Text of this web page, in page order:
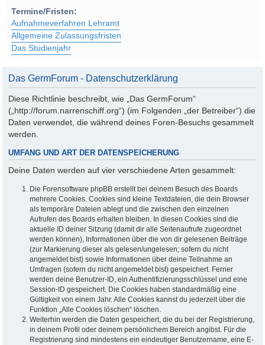
Termine/Fristen:
Aufnahmeverfahren Lehramt
Allgemeine Zulassungsfristen
Das Studienjahr
Das GermForum - Datenschutzerklärung
Diese Richtlinie beschreibt, wie „Das GermForum“
(„http://forum.narrenschiff.org“) (im Folgenden „der Betreiber“) die
Daten verwendet, die während deines Foren-Besuchs gesammelt
werden.
UMFANG UND ART DER DATENSPEICHERUNG
Deine Daten werden auf vier verschiedene Arten gesammelt:
Die Forensoftware phpBB erstellt bei deinem Besuch des Boards
mehrere Cookies. Cookies sind kleine Textdateien, die dein Browser
als temporäre Dateien ablegt und die zwischen den einzelnen
Aufrufen des Boards erhalten bleiben. In diesen Cookies sind die
aktuelle ID deiner Sitzung (damit dir alle Seitenaufrufe zugeordnet
werden können), Informationen über die von dir gelesenen Beiträge
(zur Markierung dieser als gelesen/ungelesen; sofern du nicht
angemeldet bist) sowie Informationen über deine Teilnahme an
Umfragen (sofern du nicht angemeldet bist) gespeichert. Ferner
werden deine Benutzer-ID, ein Authentifizierungsschlüssel und eine
Session-ID gespeichert. Die Cookies haben standardmäßig eine
Gültigkeit von einem Jahr. Alle Cookies kannst du jederzeit über die
Funktion „Alle Cookies löschen“ löschen.
Weiterhin werden die Daten gespeichert, die du bei der Registrierung,
in deinem Profil oder deinem persönlichem Bereich angibst. Für die
Registrierung sind mindestens ein eindeutiger Benutzername, eine E-